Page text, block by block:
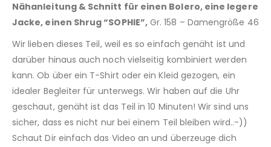
Nähanleitung & Schnitt für einen Bolero, eine legere
Jacke, einen Shrug “SOPHIE”,Gr. 158 – Damengröße 46
Wir lieben dieses Teil, weil es so einfach genäht ist und
darüber hinaus auch noch vielseitig kombiniert werden
kann. Ob über ein T-Shirt oder ein Kleid gezogen, ein
idealer Begleiter für unterwegs. Wir haben auf die Uhr
geschaut, genäht ist das Teil in 10 Minuten! Wir sind uns
sicher, dass es nicht nur bei einem Teil bleiben wird..-))
Schaut Dir einfach das Video an und überzeuge dich